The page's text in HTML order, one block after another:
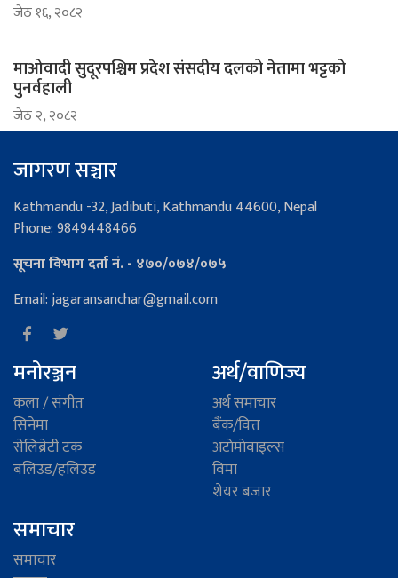
जेठ १६, २०८२
माओवादी सुदूरपश्चिम प्रदेश संसदीय दलको नेतामा भट्टको
पुनर्वहाली
जेठ २, २०८२
जागरण सञ्चार
Kathmandu -32, Jadibuti, Kathmandu 44600, Nepal
Phone: 9849448466
सूचना विभाग दर्ता नं. - ४७०/०७४/०७५
Email: jagaransanchar@gmail.com
मनोरञ्जन
कला / संगीत
सिनेमा
सेलिब्रेटी टक
बलिउड/हलिउड
अर्थ/वाणिज्य
अर्थ समाचार
बैंक/वित्त
अटाेमाेवाइल्स
विमा
शेयर बजार
समाचार
समाचार